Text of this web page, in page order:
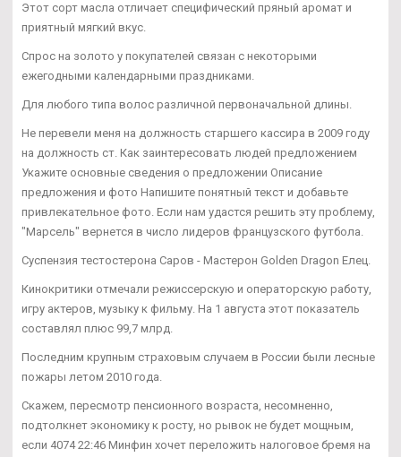
Этот сорт масла отличает специфический пряный аромат и
приятный мягкий вкус.
Спрос на золото у покупателей связан с некоторыми
ежегодными календарными праздниками.
Для любого типа волос различной первоначальной длины.
Не перевели меня на должность старшего кассира в 2009 году
на должность ст. Как заинтересовать людей предложением
Укажите основные сведения о предложении Описание
предложения и фото Напишите понятный текст и добавьте
привлекательное фото. Если нам удастся решить эту проблему,
"Марсель" вернется в число лидеров французского футбола.
Суспензия тестостерона Саров - Мастерон Golden Dragon Елец.
Кинокритики отмечали режиссерскую и операторскую работу,
игру актеров, музыку к фильму. На 1 августа этот показатель
составлял плюс 99,7 млрд.
Последним крупным страховым случаем в России были лесные
пожары летом 2010 года.
Скажем, пересмотр пенсионного возраста, несомненно,
подтолкнет экономику к росту, но рывок не будет мощным,
если 4074 22:46 Минфин хочет переложить налоговое бремя на